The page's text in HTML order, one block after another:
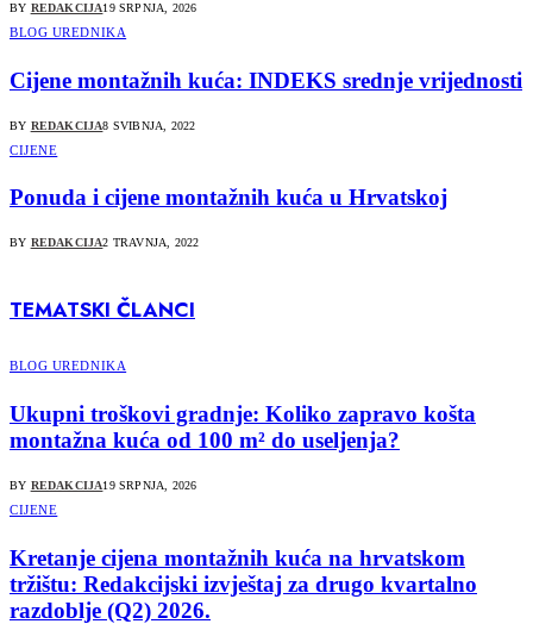
BY REDAKCIJA19 SRPNJA, 2026
BLOG UREDNIKA
Cijene montažnih kuća: INDEKS srednje vrijednosti
BY REDAKCIJA8 SVIBNJA, 2022
CIJENE
Ponuda i cijene montažnih kuća u Hrvatskoj
BY REDAKCIJA2 TRAVNJA, 2022
TEMATSKI ČLANCI
BLOG UREDNIKA
Ukupni troškovi gradnje: Koliko zapravo košta
montažna kuća od 100 m² do useljenja?
BY REDAKCIJA19 SRPNJA, 2026
CIJENE
Kretanje cijena montažnih kuća na hrvatskom
tržištu: Redakcijski izvještaj za drugo kvartalno
razdoblje (Q2) 2026.